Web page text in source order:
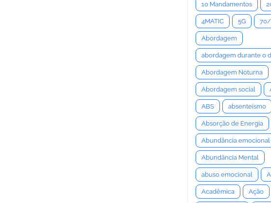
10 Mandamentos
4MATIC 5G
Abordagem
abordagem durante o
Abordagem Noturna
Abordagem social
ABS absenteísmo
Absorção de Energia
Abundância emocional
Abundância Mental
abuso emocional
Acadêmica Ação